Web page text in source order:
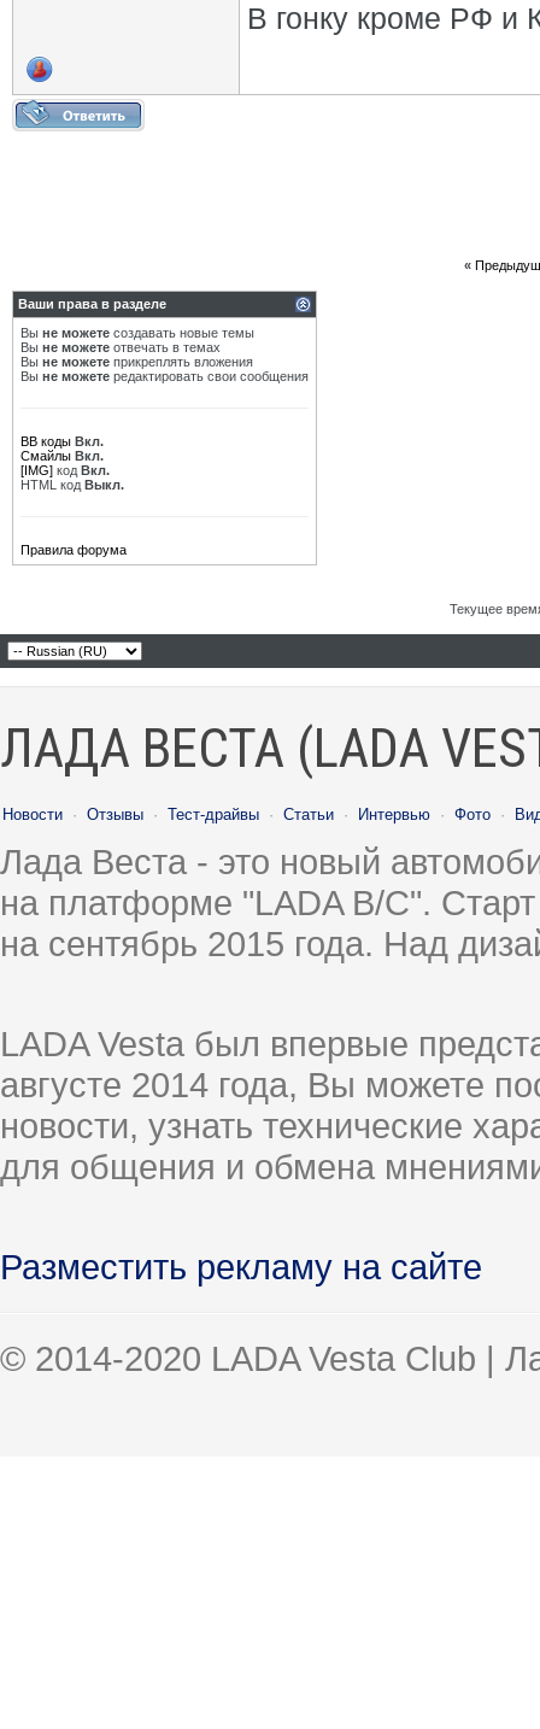
В гонку кроме РФ и
«
Ваши права в разделе
Вы не можете создавать новые темы
Вы не можете отвечать в темах
Вы не можете прикреплять вложения
Вы не можете редактировать свои сообщения
BB коды Вкл.
Смайлы Вкл.
[IMG] код Вкл.
HTML код Выкл.
Правила форума
Текущее
ЛАДА ВЕСТА (LADA
Новости · Отзывы · Тест-драйвы · Статьи · Интервью · Фото ·
Лада Веста - это новый
на платформе "LADA B/C".
на сентябрь 2015 года. Над
LADA Vesta был впервые
августе 2014 года, Вы можете
новости, узнать технические
для общения и обмена
Разместить рекламу на сайте
© 2014-2020 LADA Vesta Club |